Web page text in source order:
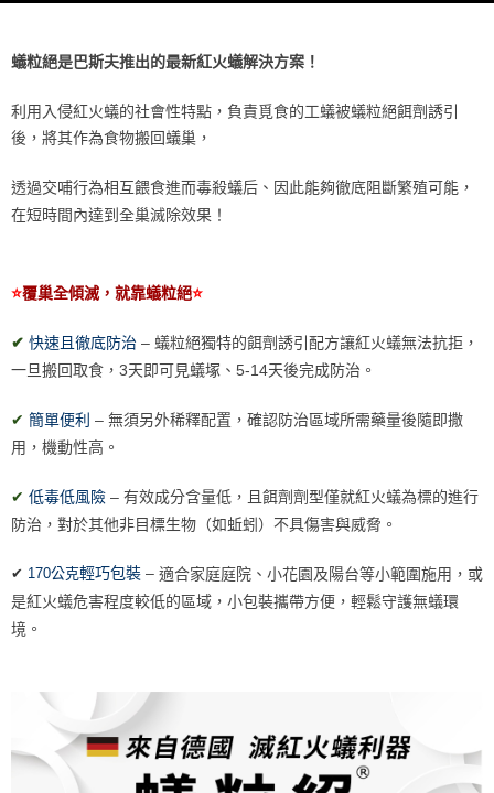
蟻粒絕是巴斯夫推出的最新紅火蟻解決方案！
利用入侵紅火蟻的社會性特點，負責覓食的工蟻被蟻粒絕餌劑誘引
後，將其作為食物搬回蟻巢，
透過交哺行為相互餵食進而毒殺蟻后、因此能夠徹底阻斷繁殖可能，
在短時間內達到全巢滅除效果！
⭐覆巢全傾滅，就靠蟻粒絕⭐
✔ 快速且徹底防治 – 蟻粒絕獨特的餌劑誘引配方讓紅火蟻無法抗拒，
一旦搬回取食，3天即可見蟻塚、5-14天後完成防治。
✔ 簡單便利 – 無須另外稀釋配置，確認防治區域所需藥量後隨即撒
用，機動性高。
✔ 低毒低風險 – 有效成分含量低，且餌劑劑型僅就紅火蟻為標的進行
防治，對於其他非目標生物（如蚯蚓）不具傷害與威脅。
✔ 170公克輕巧包裝 – 適合家庭庭院、小花園及陽台等小範圍施用，或
是紅火蟻危害程度較低的區域，小包裝攜帶方便，輕鬆守護無蟻環
境。